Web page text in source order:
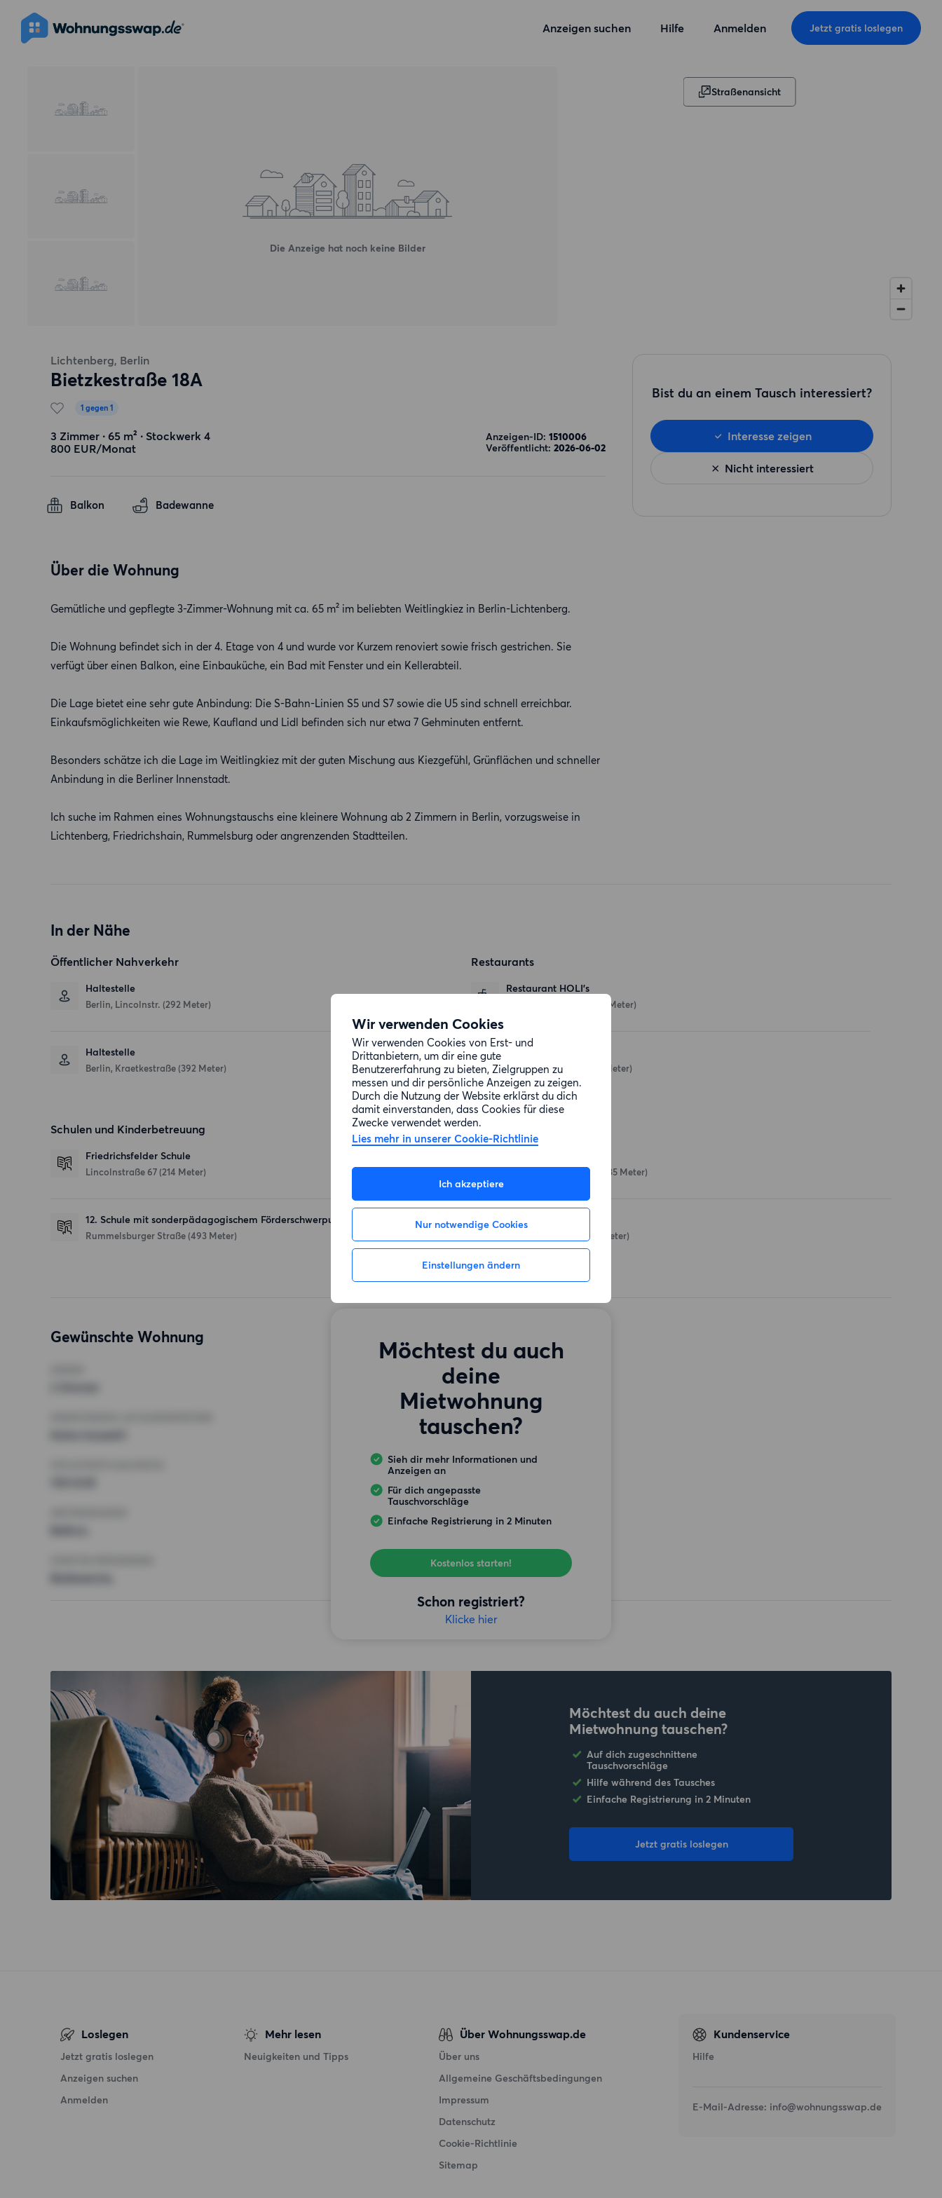
Wir verwenden Cookies
Wir verwenden Cookies von Erst- und
Drittanbietern, um dir eine gute
Benutzererfahrung zu bieten, Zielgruppen zu
messen und dir persönliche Anzeigen zu zeigen.
Durch die Nutzung der Website erklärst du dich
damit einverstanden, dass Cookies für diese
Zwecke verwendet werden.
Lies mehr in unserer Cookie-Richtlinie
Ich akzeptiere
Nur notwendige Cookies
Einstellungen ändern
Anzeigen suchen Hilfe Anmelden Jetzt gratis loslegen
Die Anzeige hat noch keine Bilder
Straßenansicht
Lichtenberg, Berlin
Bietzkestraße 18A
1 gegen 1
3 Zimmer ∙ 65 m² ∙ Stockwerk 4
800 EUR/Monat
Anzeigen-ID: 1510006
Veröffentlicht: 2026-06-02
Balkon Badewanne
Über die Wohnung
Gemütliche und gepflegte 3-Zimmer-Wohnung mit ca. 65 m² im beliebten Weitlingkiez in Berlin-Lichtenberg.
Die Wohnung befindet sich in der 4. Etage von 4 und wurde vor Kurzem renoviert sowie frisch gestrichen. Sie
verfügt über einen Balkon, eine Einbauküche, ein Bad mit Fenster und ein Kellerabteil.
Die Lage bietet eine sehr gute Anbindung: Die S-Bahn-Linien S5 und S7 sowie die U5 sind schnell erreichbar.
Einkaufsmöglichkeiten wie Rewe, Kaufland und Lidl befinden sich nur etwa 7 Gehminuten entfernt.
Besonders schätze ich die Lage im Weitlingkiez mit der guten Mischung aus Kiezgefühl, Grünflächen und schneller
Anbindung in die Berliner Innenstadt.
Ich suche im Rahmen eines Wohnungstauschs eine kleinere Wohnung ab 2 Zimmern in Berlin, vorzugsweise in
Lichtenberg, Friedrichshain, Rummelsburg oder angrenzenden Stadtteilen.
Bist du an einem Tausch interessiert?
Nicht interessiert
Interesse zeigen
In der Nähe
Öffentlicher Nahverkehr
Haltestelle
Berlin, Lincolnstr. (292 Meter)
Haltestelle
Berlin, Kraetkestraße (392 Meter)
Restaurants
Restaurant HOLI's
(364 Meter)
Weitlingstraße 41 (492 Meter)
Schulen und Kinderbetreuung
Friedrichsfelder Schule
Lincolnstraße 67 (214 Meter)
12. Schule mit sonderpädagogischem Förderschwerpunkt
Rummelsburger Straße (493 Meter)
Einkaufsmöglichkeiten
Weitlingstraße 59-60 (435 Meter)
REWE
(633 Meter)
Gewünschte Wohnung
Möchtest du auch
deine
Mietwohnung
tauschen?
Sieh dir mehr Informationen und
Anzeigen an
Für dich angepasste
Tauschvorschläge
Einfache Registrierung in 2 Minuten
Kostenlos starten!
Schon registriert?
Klicke hier
Möchtest du auch deine
Mietwohnung tauschen?
Auf dich zugeschnittene
Tauschvorschläge
Hilfe während des Tausches
Einfache Registrierung in 2 Minuten
Jetzt gratis loslegen
Loslegen
Jetzt gratis loslegen
Anzeigen suchen
Anmelden
Mehr lesen
Neuigkeiten und Tipps
Über Wohnungsswap.de
Über uns
Allgemeine Geschäftsbedingungen
Impressum
Datenschutz
Cookie-Richtlinie
Sitemap
Kundenservice
Hilfe
E-Mail-Adresse: info@wohnungsswap.de